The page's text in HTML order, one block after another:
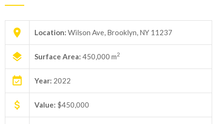
Location: Wilson Ave, Brooklyn, NY 11237
Surface Area: 450,000 m2
Year: 2022
Value: $450,000